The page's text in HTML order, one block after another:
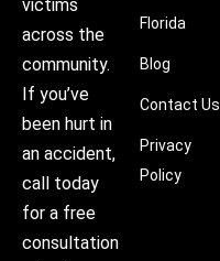
victims
across the
community.
If you’ve
been hurt in
an accident,
call today
for a free
consultation
Florida
Blog
Contact Us
Privacy
Policy